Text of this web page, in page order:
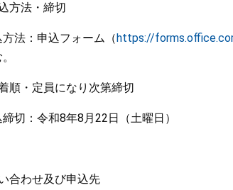
方法・締切
法：申込フォーム（https://
順・定員になり次第締切
切：令和8年8月22日（土曜日）
合わせ及び申込先